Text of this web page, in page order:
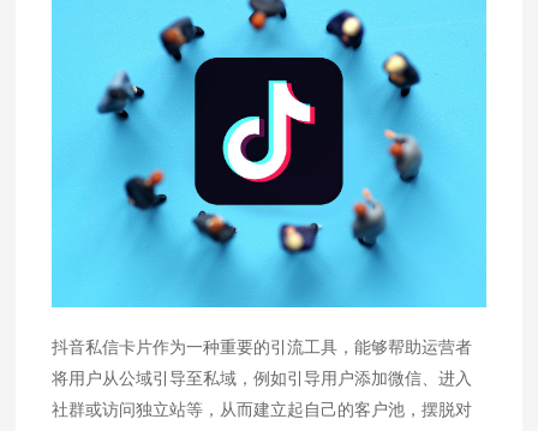
抖音私信卡片作为一种重要的引流工具，能够帮助运营者
将用户从公域引导至私域，例如引导用户添加微信、进入
社群或访问独立站等，从而建立起自己的客户池，摆脱对